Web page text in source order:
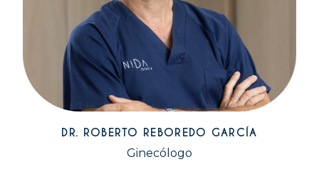
DR. ROBERTO REBOREDO GARCÍA
Ginecólogo